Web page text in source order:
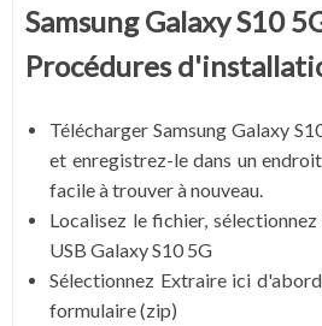
Samsung Galaxy S10
Procédures
Télécharger Samsung Galaxy
et enregistrez-le dans un
facile à trouver à nouveau.
Localisez le fichier,
USB Galaxy S10 5G
Sélectionnez Extraire ici
formulaire (zip)